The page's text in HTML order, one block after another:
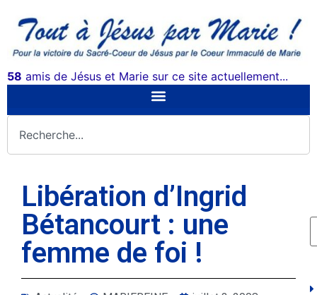
58 amis de Jésus et Marie sur ce site actuellement...
Libération d’Ingrid
Bétancourt : une
femme de foi !